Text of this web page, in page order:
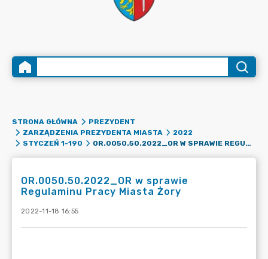
STRONA GŁÓWNA
PREZYDENT
ZARZĄDZENIA PREZYDENTA MIASTA
2022
STYCZEŃ 1-190
OR.0050.50.2022_OR W SPRAWIE REGULAMINU PRACY MIASTA ŻORY
OR.0050.50.2022_OR w sprawie
Regulaminu Pracy Miasta Żory
2022-11-18 16:55